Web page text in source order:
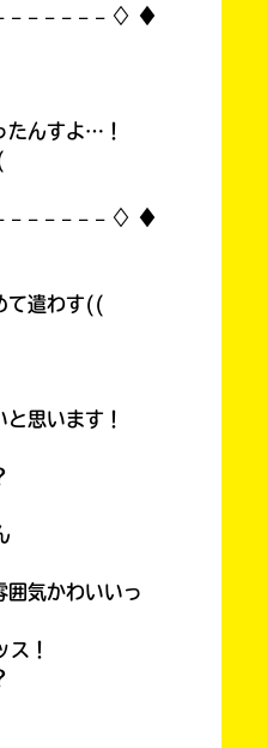
𓐄 𓐄 𓐄 𓐄 𓐄 ♢ ♦︎
たんすよ…！
𓐄 𓐄 𓐄 𓐄 𓐄 ♢ ♦︎
て遣わす((
思います！
囲気かわいいっ
ス！